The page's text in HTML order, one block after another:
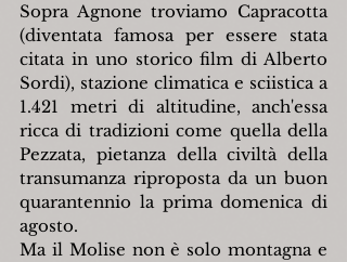
Sopra Agnone troviamo Capracotta
(diventata famosa per essere stata
citata in uno storico film di Alberto
Sordi), stazione climatica e sciistica a
1.421 metri di altitudine, anch'essa
ricca di tradizioni come quella della
Pezzata, pietanza della civiltà della
transumanza riproposta da un buon
quarantennio la prima domenica di
agosto.
Ma il Molise non è solo montagna e